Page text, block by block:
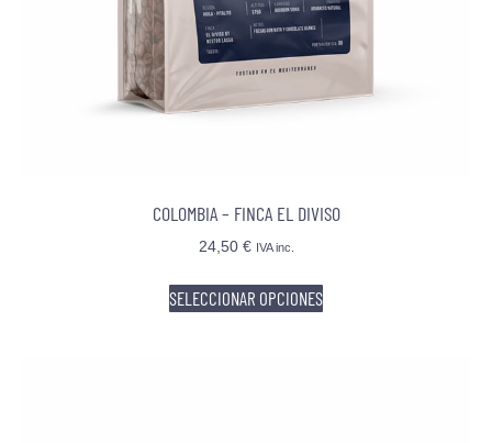
COLOMBIA – FINCA EL DIVISO
24,50 € IVA inc.
SELECCIONAR OPCIONES